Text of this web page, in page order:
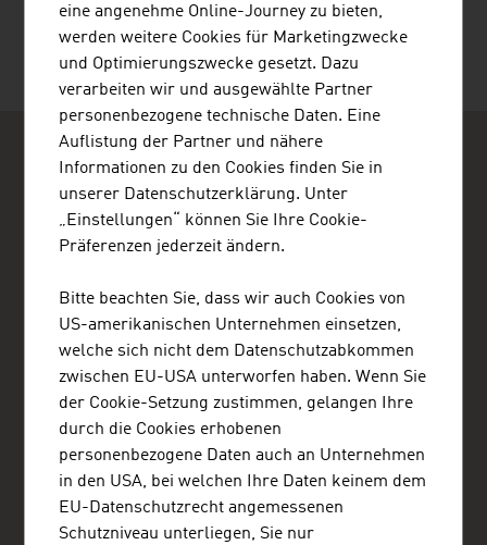
Embajada de Austria - Oficina Comercial
Av. Calle 82 No. 10-33, Oficina 403
Edificio Torre La Cabrera
Bogotá
Kolumbien
eine angenehme Online-Journey zu bieten,
werden weitere Cookies für Marketingzwecke
und Optimierungszwecke gesetzt. Dazu
verarbeiten wir und ausgewählte Partner
personenbezogene technische Daten. Eine
Auflistung der Partner und nähere
Informationen zu den Cookies finden Sie in
unserer Datenschutzerklärung. Unter
„Einstellungen“ können Sie Ihre Cookie-
Präferenzen jederzeit ändern.
Bitte beachten Sie, dass wir auch Cookies von
US-amerikanischen Unternehmen einsetzen,
welche sich nicht dem Datenschutzabkommen
zwischen EU-USA unterworfen haben. Wenn Sie
der Cookie-Setzung zustimmen, gelangen Ihre
durch die Cookies erhobenen
personenbezogene Daten auch an Unternehmen
in den USA, bei welchen Ihre Daten keinem dem
EU-Datenschutzrecht angemessenen
Schutzniveau unterliegen, Sie nur